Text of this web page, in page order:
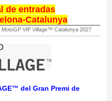
de entradas
Catalunya
MotoGP VIP Village™ Catalunya 2027
del Gran Premi de